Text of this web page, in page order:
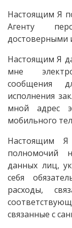
Настоящим Я
Агенту
достоверными
Настоящим Я
мне
сообщения
исполнения
мной адрес
мобильного
Настоящим
полномочий
данных лиц,
себя
расходы,
связанные с